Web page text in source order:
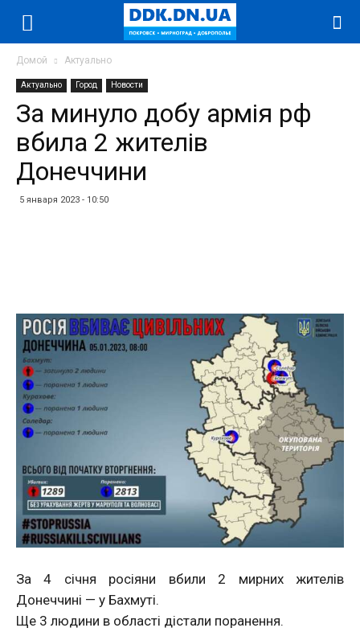
Домой Актуально
Актуально Город Новости
За минуло добу армія рф
вбила 2 жителів
Донеччини
5 января 2023 - 10:50
За 4 січня росіяни вбили 2 мирних жителів
Донеччині — у Бахмуті.
Ще 3 людини в області дістали поранення.